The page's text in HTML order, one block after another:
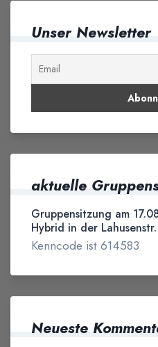
Unser Newsletter
aktuelle
Gruppensitzung am
Hybrid in der
Kenncode ist 614583
Neueste